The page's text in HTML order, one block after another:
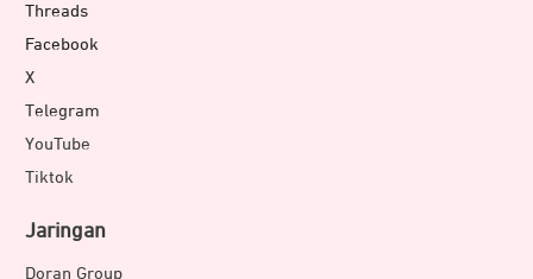
Threads
Facebook
X
Telegram
YouTube
Tiktok
Jaringan
Doran Group